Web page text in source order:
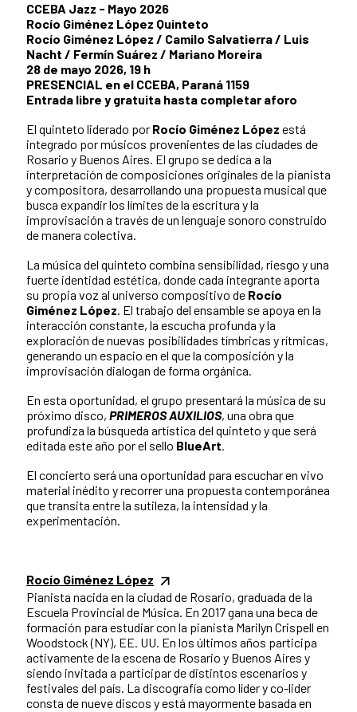
CCEBA Jazz - Mayo 2026
Rocío Giménez López Quinteto
Rocío Giménez López / Camilo Salvatierra / Luis
Nacht / Fermín Suárez / Mariano Moreira
28 de mayo 2026, 19 h
PRESENCIAL en el CCEBA, Paraná 1159
Entrada libre y gratuita hasta completar aforo
El quinteto liderado por Rocío Giménez López está
integrado por músicos provenientes de las ciudades de
Rosario y Buenos Aires. El grupo se dedica a la
interpretación de composiciones originales de la pianista
y compositora, desarrollando una propuesta musical que
busca expandir los límites de la escritura y la
improvisación a través de un lenguaje sonoro construido
de manera colectiva.
La música del quinteto combina sensibilidad, riesgo y una
fuerte identidad estética, donde cada integrante aporta
su propia voz al universo compositivo de Rocío
Giménez López. El trabajo del ensamble se apoya en la
interacción constante, la escucha profunda y la
exploración de nuevas posibilidades tímbricas y rítmicas,
generando un espacio en el que la composición y la
improvisación dialogan de forma orgánica.
En esta oportunidad, el grupo presentará la música de su
próximo disco, PRIMEROS AUXILIOS, una obra que
profundiza la búsqueda artística del quinteto y que será
editada este año por el sello BlueArt.
El concierto será una oportunidad para escuchar en vivo
material inédito y recorrer una propuesta contemporánea
que transita entre la sutileza, la intensidad y la
experimentación.
Rocío Giménez López
Pianista nacida en la ciudad de Rosario, graduada de la
Escuela Provincial de Música. En 2017 gana una beca de
formación para estudiar con la pianista Marilyn Crispell en
Woodstock (NY), EE. UU. En los últimos años participa
activamente de la escena de Rosario y Buenos Aires y
siendo invitada a participar de distintos escenarios y
festivales del país. La discografía como líder y co-lider
consta de nueve discos y está mayormente basada en